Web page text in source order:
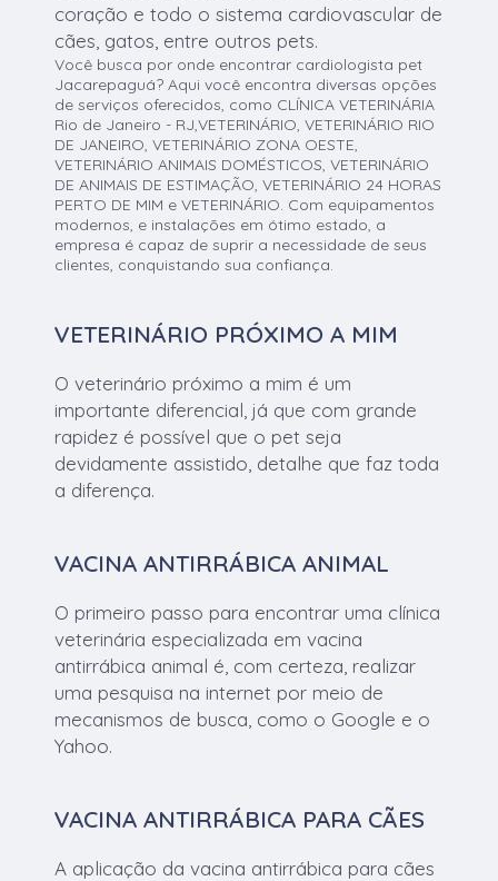
coração e todo o sistema cardiovascular de
cães, gatos, entre outros pets.
Você busca por onde encontrar cardiologista pet
Jacarepaguá? Aqui você encontra diversas opções
de serviços oferecidos, como CLÍNICA VETERINÁRIA
Rio de Janeiro - RJ,VETERINÁRIO, VETERINÁRIO RIO
DE JANEIRO, VETERINÁRIO ZONA OESTE,
VETERINÁRIO ANIMAIS DOMÉSTICOS, VETERINÁRIO
DE ANIMAIS DE ESTIMAÇÃO, VETERINÁRIO 24 HORAS
PERTO DE MIM e VETERINÁRIO. Com equipamentos
modernos, e instalações em ótimo estado, a
empresa é capaz de suprir a necessidade de seus
clientes, conquistando sua confiança.
VETERINÁRIO PRÓXIMO A MIM
O veterinário próximo a mim é um
importante diferencial, já que com grande
rapidez é possível que o pet seja
devidamente assistido, detalhe que faz toda
a diferença.
VACINA ANTIRRÁBICA ANIMAL
O primeiro passo para encontrar uma clínica
veterinária especializada em vacina
antirrábica animal é, com certeza, realizar
uma pesquisa na internet por meio de
mecanismos de busca, como o Google e o
Yahoo.
VACINA ANTIRRÁBICA PARA CÃES
A aplicação da vacina antirrábica para cães